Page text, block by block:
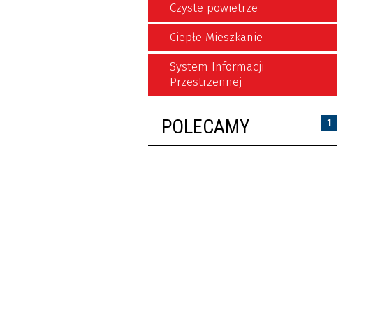
Czyste powietrze
Ciepłe Mieszkanie
System Informacji
Przestrzennej
POLECAMY 1